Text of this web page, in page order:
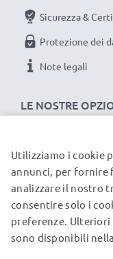
LE NOSTRE
Sicurezza &
Protezione dei
Note legali
I NOSTRI
© subtel.it 2026
Tutti i prezzi
spedizione. Si prega
Utilizziamo i cookie
annunci, per fornire
analizzare il nostro
consentire solo i
preferenze.
sono disponibili